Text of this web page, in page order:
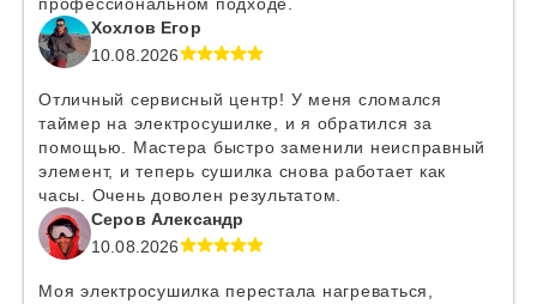
Хохлов Егор
10.08.2026
Отличный сервисный центр! У меня сломался
таймер на электросушилке, и я обратился за
помощью. Мастера быстро заменили неисправный
элемент, и теперь сушилка снова работает как
часы. Очень доволен результатом.
Серов Александр
10.08.2026
Моя электросушилка перестала нагреваться,